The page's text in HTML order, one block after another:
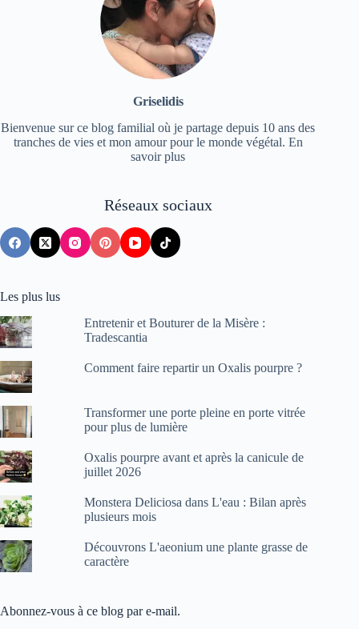
Griselidis
Bienvenue sur ce blog familial où je partage depuis 10 ans des
tranches de vies et mon amour pour le monde végétal. En
savoir plus
Réseaux sociaux
Les plus lus
Entretenir et Bouturer de la Misère :
Tradescantia
Comment faire repartir un Oxalis pourpre ?
Transformer une porte pleine en porte vitrée
pour plus de lumière
Oxalis pourpre avant et après la canicule de
juillet 2026
Monstera Deliciosa dans L'eau : Bilan après
plusieurs mois
Découvrons L'aeonium une plante grasse de
caractère
Abonnez-vous à ce blog par e-mail.